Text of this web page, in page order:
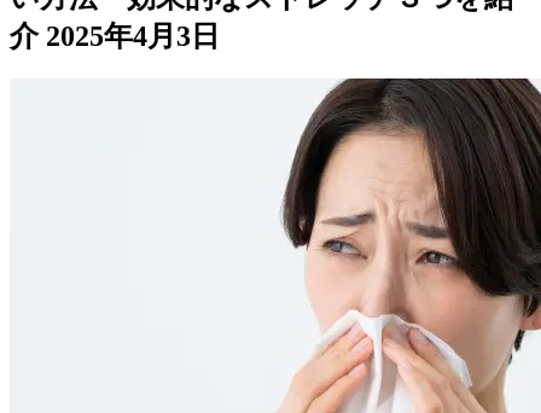
介 2025年4月3日